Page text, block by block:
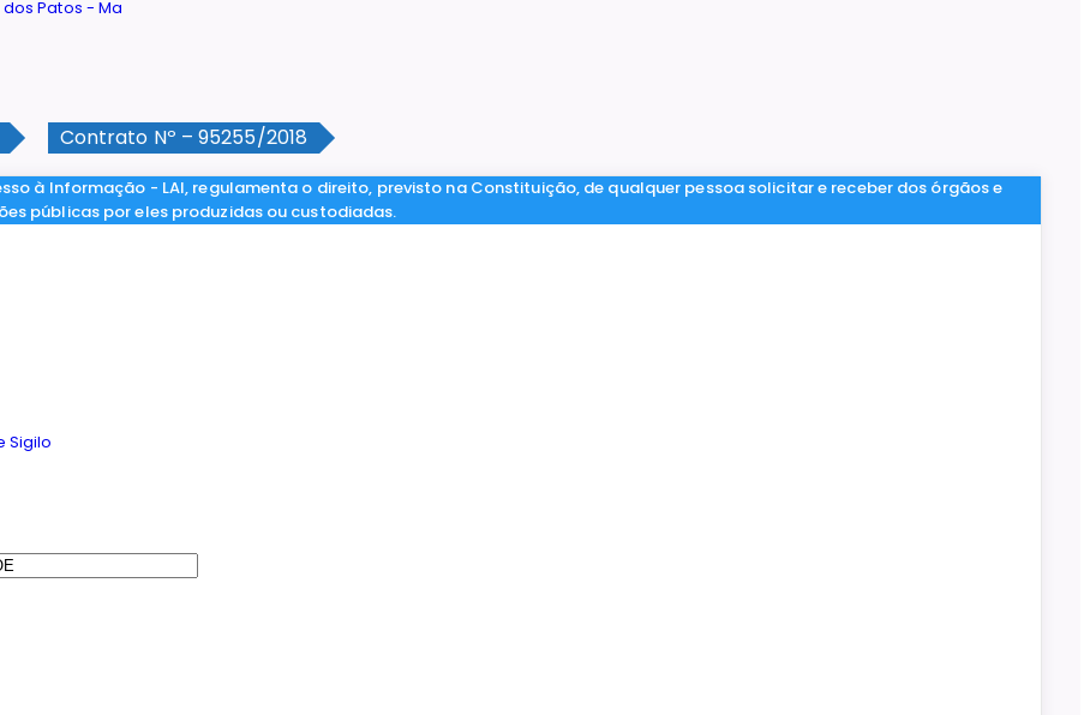
Sigilo
Contrato Nº – 95255/2018
à Informação - LAI, regulamenta o direito, previsto na Constituição, de qualquer pessoa solicitar e receber dos órgãos e
públicas por eles produzidas ou custodiadas.